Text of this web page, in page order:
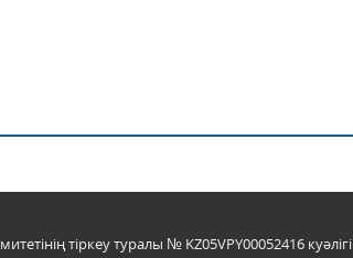
тіркеу туралы № KZ05VPY00052416 куәлігі